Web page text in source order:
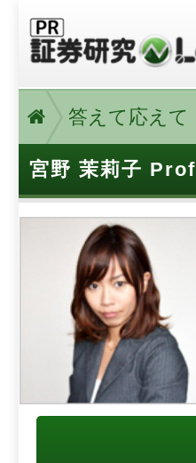
答えて応えて
宮野 茉莉子